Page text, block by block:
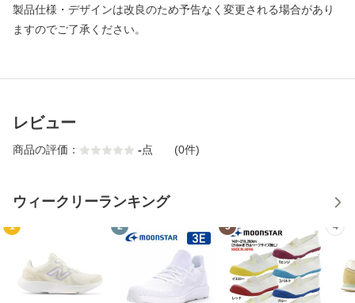
製品仕様・デザインは改良のため予告なく変更される場合があり
ますのでご了承ください。
レビュー
商品の評価： -点 (0件)
ウィークリーランキング
1 2 3 4